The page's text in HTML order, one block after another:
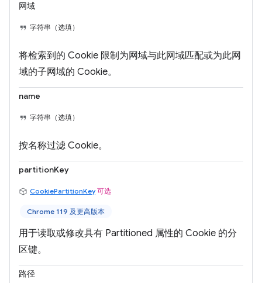
网域
字符串（选填）
将检索到的 Cookie 限制为网域与此网域匹配或为此网
域的子网域的 Cookie。
name
字符串（选填）
按名称过滤 Cookie。
partitionKey
CookiePartitionKey 可选
Chrome 119 及更高版本
用于读取或修改具有 Partitioned 属性的 Cookie 的分
区键。
路径